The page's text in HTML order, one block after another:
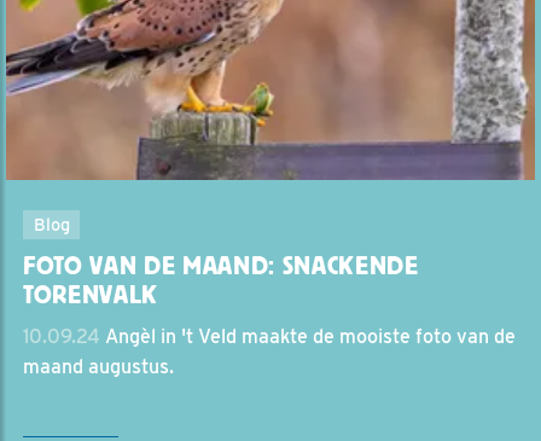
Blog
FOTO VAN DE MAAND: SNACKENDE
TORENVALK
10.09.24 Angèl in 't Veld maakte de mooiste foto van de
maand augustus.